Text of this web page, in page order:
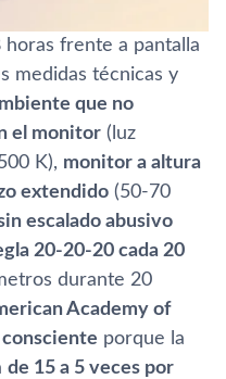
horas frente a pantalla
medidas técnicas y
que no
el monitor (luz
K), monitor a altura
extendido (50-70
escalado abusivo
20-20-20 cada 20
durante 20
Academy of
porque la
de 15 a 5 veces por